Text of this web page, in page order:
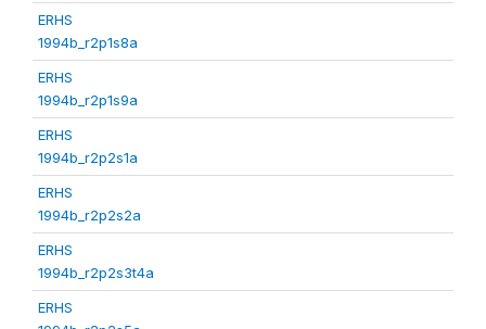
ERHS
1994b_r2p1s8a
ERHS
1994b_r2p1s9a
ERHS
1994b_r2p2s1a
ERHS
1994b_r2p2s2a
ERHS
1994b_r2p2s3t4a
ERHS